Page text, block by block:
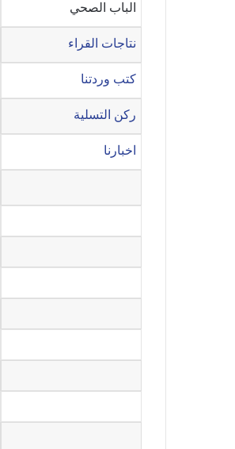
الباب الصحي
نتاجات القراء
كتب وردتنا
ركن التسلية
اخبارنا